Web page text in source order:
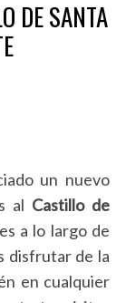
DE SANTA
un nuevo
al Castillo de
a lo largo de
disfrutar de la
en cualquier